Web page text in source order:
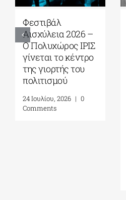
Φεστιβάλ
Αισχύλεια 2026 –
Ο Πολυχώρος ΙΡΙΣ
γίνεται το κέντρο
της γιορτής του
πολιτισμού
24 Ιουλίου, 2026 | 0
Comments